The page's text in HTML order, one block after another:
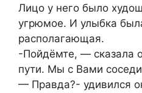
Лицо у него было
угрюмое. И улыбка
располагающая.
-Пойдёмте, — сказала
пути. Мы с Вами
— Правда?- удивился